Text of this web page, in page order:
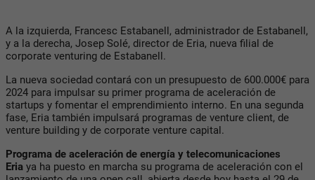
A la izquierda, Francesc Estabanell, administrador de Estabanell,
y a la derecha, Josep Solé, director de Eria, nueva filial de
corporate venturing de Estabanell.
La nueva sociedad contará con un presupuesto de 600.000€ para
2024 para impulsar su primer programa de aceleración de
startups y fomentar el emprendimiento interno. En una segunda
fase, Eria también impulsará programas de venture client, de
venture building y de corporate venture capital.
Programa de aceleración de energía y telecomunicaciones
Eria ya ha puesto en marcha su programa de aceleración con el